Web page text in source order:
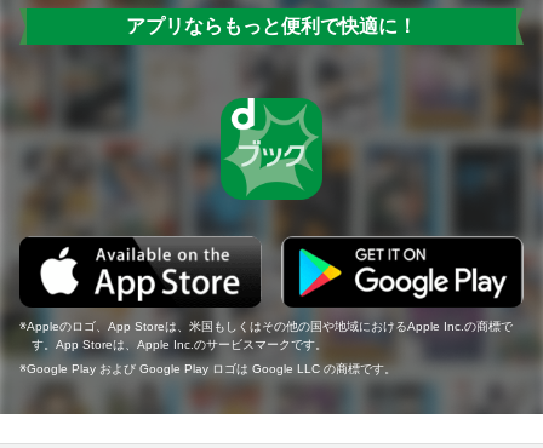
アプリならもっと便利で快適に！
Appleのロゴ、App Storeは、米国もしくはその他の国や地域におけるApple Inc.の商標で
す。App Storeは、Apple Inc.のサービスマークです。
Google Play および Google Play ロゴは Google LLC の商標です。